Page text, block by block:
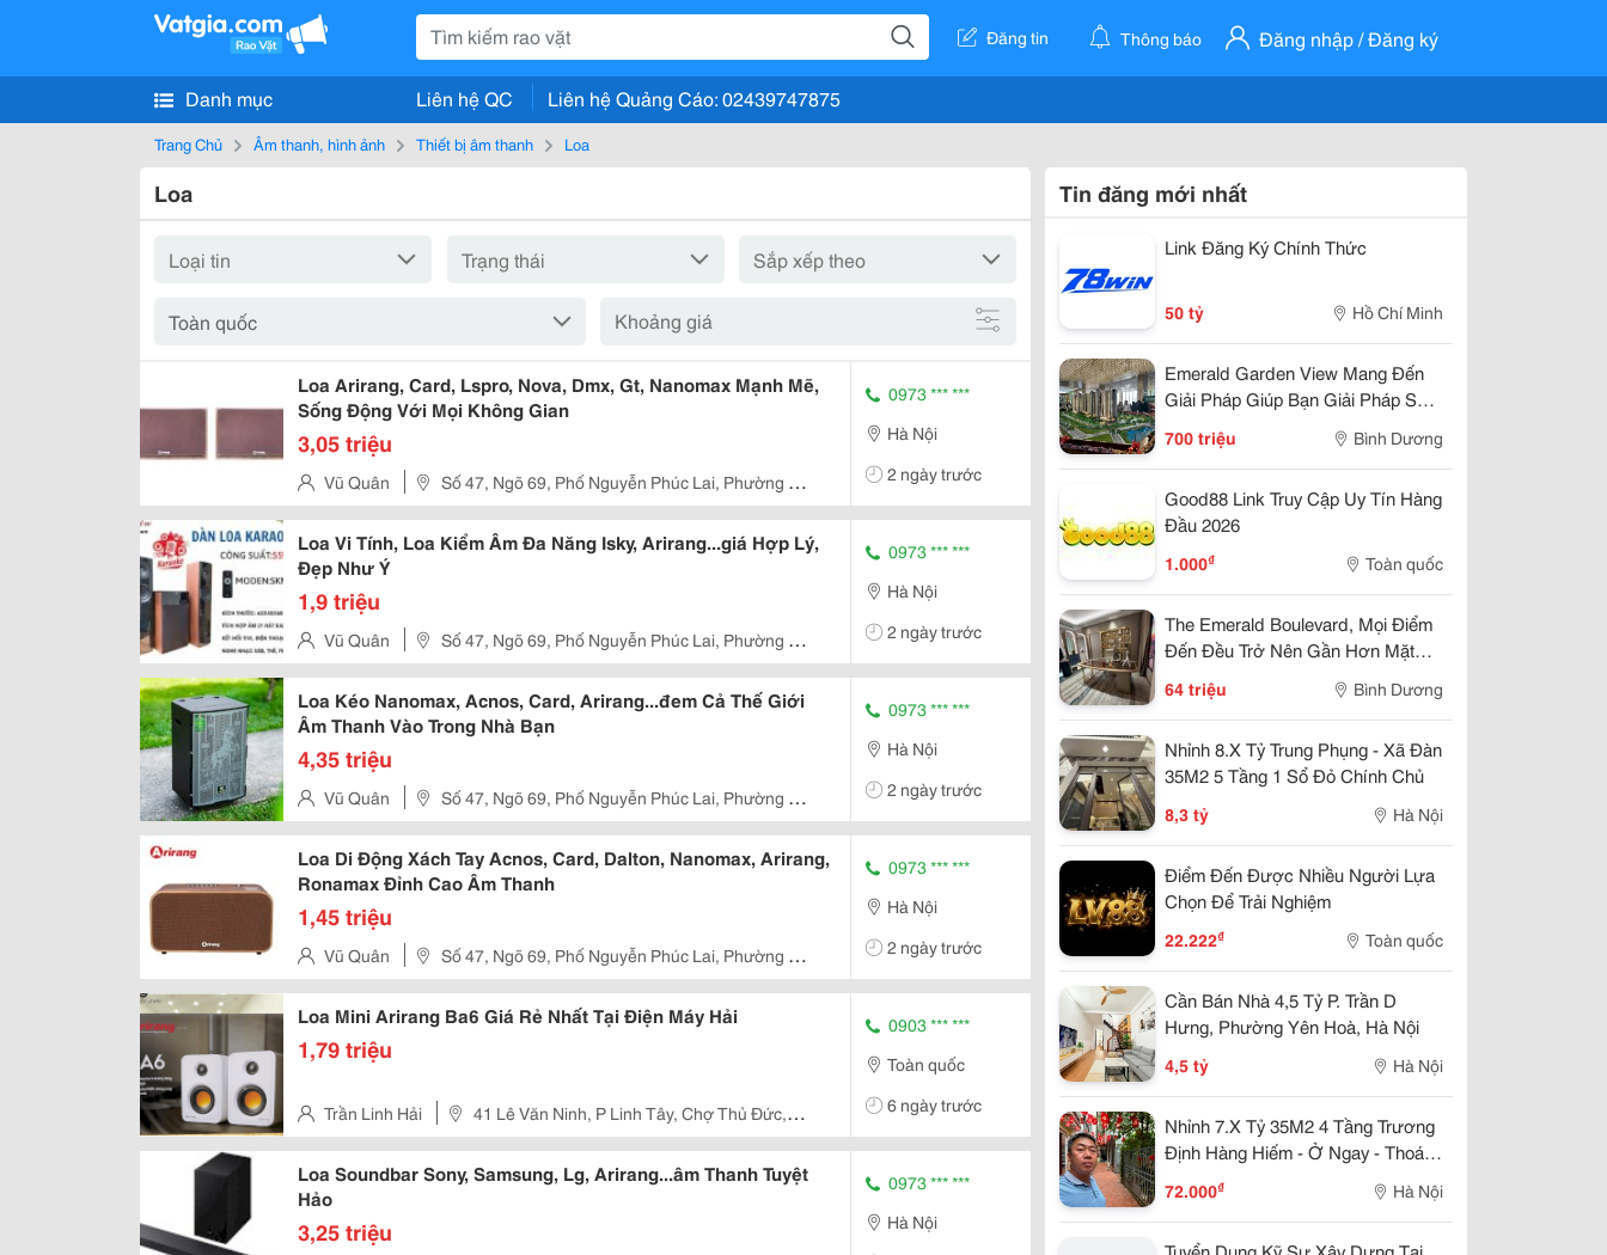
Đăng tin Thông báo Đăng nhập / Đăng ký
Danh mục Liên hệ QC Liên hệ Quảng Cáo: 02439747875
Trang Chủ Âm thanh, hình ảnh Thiết bị âm thanh Loa
Loa
Khoảng giá
Loa Arirang, Card, Lspro, Nova, Dmx, Gt, Nanomax Mạnh Mẽ,
Sống Động Với Mọi Không Gian
3,05 triệu
Vũ Quân
Số 47, Ngõ 69, Phố Nguyễn Phúc Lai, Phường Ô
Chợ Dừa, Quận Đống Đa, Thành Phố Hà Nội
0973 *** ***
Hà Nội
2 ngày trước
Loa Vi Tính, Loa Kiểm Âm Đa Năng Isky, Arirang...giá Hợp Lý,
Đẹp Như Ý
1,9 triệu
Vũ Quân
Số 47, Ngõ 69, Phố Nguyễn Phúc Lai, Phường Ô
Chợ Dừa, Quận Đống Đa, Thành Phố Hà Nội
0973 *** ***
Hà Nội
2 ngày trước
Loa Kéo Nanomax, Acnos, Card, Arirang...đem Cả Thế Giới
Âm Thanh Vào Trong Nhà Bạn
4,35 triệu
Vũ Quân
Số 47, Ngõ 69, Phố Nguyễn Phúc Lai, Phường Ô
Chợ Dừa, Quận Đống Đa, Thành Phố Hà Nội
0973 *** ***
Hà Nội
2 ngày trước
Loa Di Động Xách Tay Acnos, Card, Dalton, Nanomax, Arirang,
Ronamax Đỉnh Cao Âm Thanh
1,45 triệu
Vũ Quân
Số 47, Ngõ 69, Phố Nguyễn Phúc Lai, Phường Ô
Chợ Dừa, Quận Đống Đa, Thành Phố Hà Nội
0973 *** ***
Hà Nội
2 ngày trước
Loa Mini Arirang Ba6 Giá Rẻ Nhất Tại Điện Máy Hải
1,79 triệu
Trần Linh Hải
41 Lê Văn Ninh, P Linh Tây, Chợ Thủ Đức,
Tph
0903 *** ***
Toàn quốc
6 ngày trước
Loa Soundbar Sony, Samsung, Lg, Arirang...âm Thanh Tuyệt
Hảo
3,25 triệu
0973 *** ***
Hà Nội
Tin đăng mới nhất
Link Đăng Ký Chính Thức
50 tỷ Hồ Chí Minh
Emerald Garden View Mang Đến
Giải Pháp Giúp Bạn Giải Pháp Sở
700 triệu Bình Dương
Good88 Link Truy Cập Uy Tín Hàng
Đầu 2026
1.000₫ Toàn quốc
The Emerald Boulevard, Mọi Điểm
Đến Đều Trở Nên Gần Hơn Mặt
64 triệu Bình Dương
Nhỉnh 8.X Tỷ Trung Phụng - Xã Đàn
35M2 5 Tầng 1 Sổ Đỏ Chính Chủ
8,3 tỷ Hà Nội
Điểm Đến Được Nhiều Người Lựa
Chọn Để Trải Nghiệm
22.222₫ Toàn quốc
Cần Bán Nhà 4,5 Tỷ P. Trần D
Hưng, Phường Yên Hoà, Hà Nội
4,5 tỷ Hà Nội
Nhỉnh 7.X Tỷ 35M2 4 Tầng Trương
Định Hàng Hiếm - Ở Ngay - Thoáng
Trước Sau. Sổ Đỏ Cất Két
72.000₫ Hà Nội